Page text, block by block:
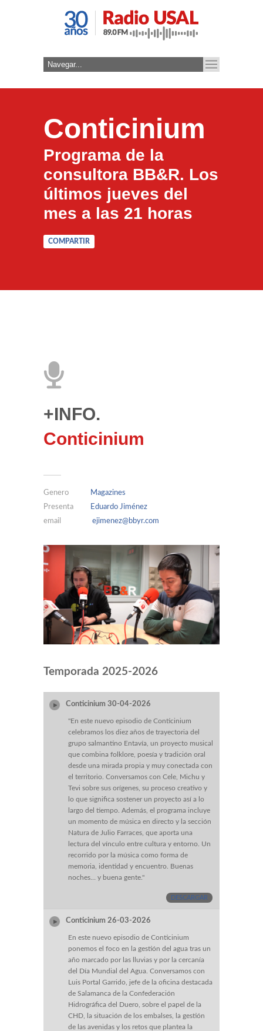
Conticinium
Programa de la
consultora BB&R. Los
últimos jueves del
mes a las 21 horas
COMPARTIR
+INFO.
Conticinium
Genero
Magazines
Presenta
Eduardo Jiménez
email
ejimenez@bbyr.com
Temporada 2025-2026
Conticinium 30-04-2026
"En este nuevo episodio de Conticinium
celebramos los diez años de trayectoria del
grupo salmantino Entavía, un proyecto musical
que combina folklore, poesía y tradición oral
desde una mirada propia y muy conectada con
el territorio. Conversamos con Cele, Michu y
Tevi sobre sus orígenes, su proceso creativo y
lo que significa sostener un proyecto así a lo
largo del tiempo. Además, el programa incluye
un momento de música en directo y la sección
Natura de Julio Farraces, que aporta una
lectura del vínculo entre cultura y entorno. Un
recorrido por la música como forma de
memoria, identidad y encuentro. Buenas
noches… y buena gente."
DESCARGAR
Conticinium 26-03-2026
En este nuevo episodio de Conticinium
ponemos el foco en la gestión del agua tras un
año marcado por las lluvias y por la cercanía
del Día Mundial del Agua. Conversamos con
Luis Portal Garrido, jefe de la oficina destacada
de Salamanca de la Confederación
Hidrográfica del Duero, sobre el papel de la
CHD, la situación de los embalses, la gestión
de las avenidas y los retos que plantea la